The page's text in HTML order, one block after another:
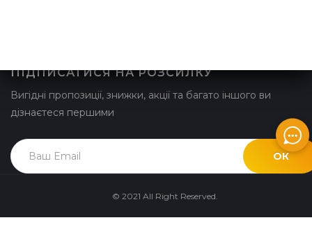
ПІДПИСАТИСЯ НА РОЗСИЛКУ
Вигідні пропозиції, знижки, акції та багато іншого ви
дізнаєтеся першими
ОК
© 2021 All Right Reserved.